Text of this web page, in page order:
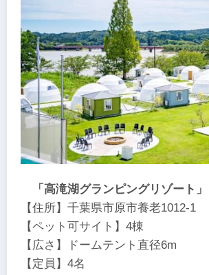
「高滝湖グランピングリゾート」
【住所】千葉県市原市養老1012-1
【ペット可サイト】4棟
【広さ】ドームテント直径6m
【定員】4名